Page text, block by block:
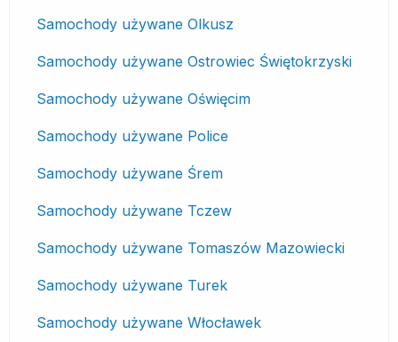
Samochody używane Olkusz
Samochody używane Ostrowiec Świętokrzyski
Samochody używane Oświęcim
Samochody używane Police
Samochody używane Śrem
Samochody używane Tczew
Samochody używane Tomaszów Mazowiecki
Samochody używane Turek
Samochody używane Włocławek